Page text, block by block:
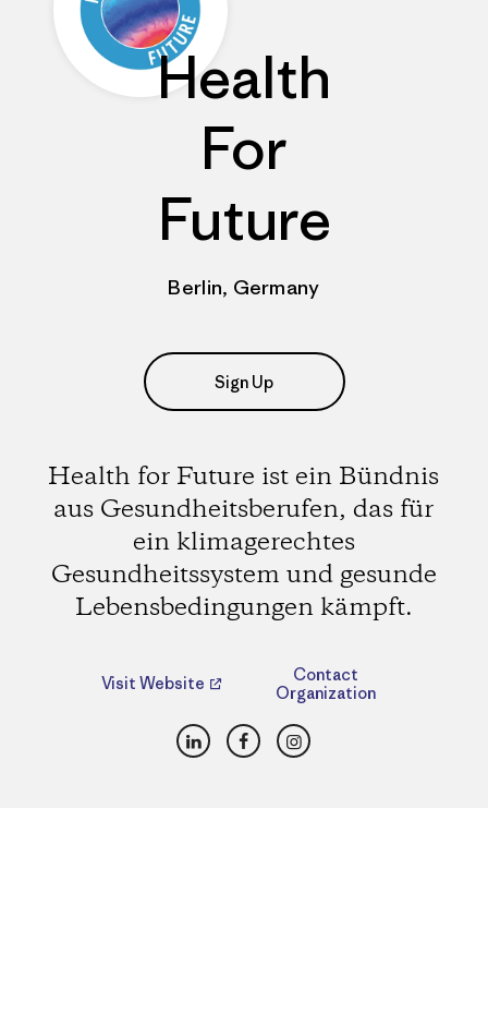
Health
For
Future
Berlin, Germany
Sign Up
Health for Future ist ein Bündnis
aus Gesundheitsberufen, das für
ein klimagerechtes
Gesundheitssystem und gesunde
Lebensbedingungen kämpft.
Visit Website
Contact
Organization
LinkedInFacebookInstagram